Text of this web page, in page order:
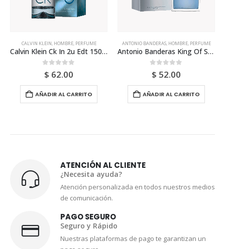
CALVIN KLEIN HOMBRE, PERFUME
Calvin Klein Ck In 2u Edt 150ml Para Hombre
0out of 5
$ 62.00
AÑADIR AL CARRITO
ANTONIO BANDERAS, HOMBRE, PERFUME
Antonio Banderas King Of Seduction Edt 200ml Para Hombre
0out of 5
$ 52.00
AÑADIR AL CARRITO
ATENCIÓN AL CLIENTE
¿Necesita ayuda?
Atención personalizada en todos nuestros medios
de comunicación.
PAGO SEGURO
Seguro y Rápido
Nuestras plataformas de pago te garantizan un